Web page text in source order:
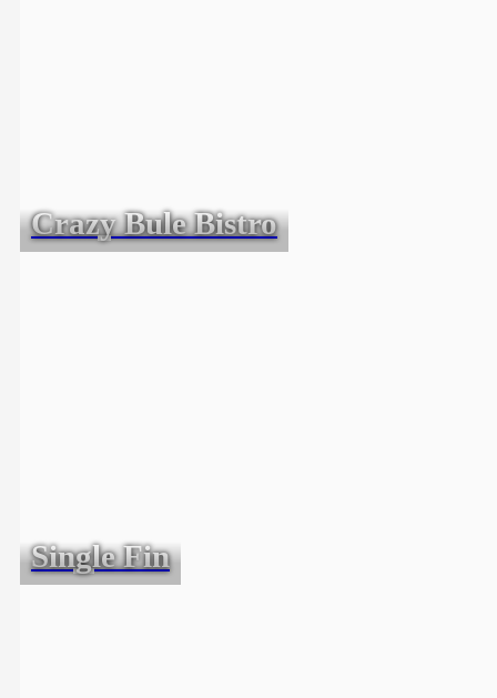
Crazy Bule Bistro
Single Fin